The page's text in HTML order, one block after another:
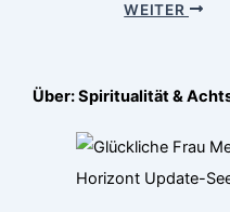
WEITER
Über: Spiritualität &